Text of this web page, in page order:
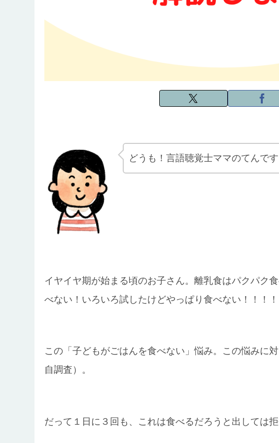
どうも！言語聴覚士ママのてんです
イヤイヤ期が始まる頃のお子さん。離乳食はパクパク
べない！いろいろ試したけどやっぱり食べない！！！！
この「子どもがごはんを食べない」悩み。この悩みに
自調査）。
だって１日に３回も、これは食べるだろうと出しては